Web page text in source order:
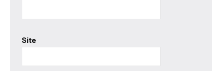
Site